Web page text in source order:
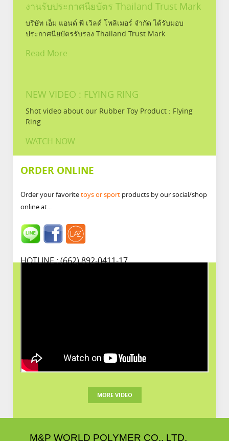
งานรับประกาศนียบัตร Thailand Trust Mark
บริษัท เอ็ม แอนด์ พี เวิลด์ โพลิเมอร์ จำกัด ได้รับมอบ
ประกาศนียบัตรรับรอง Thailand Trust Mark
Read More
NEW VIDEO : FLYING RING
Shot video about our Rubber Toy Product : Flying
Ring
WATCH NOW
ORDER ONLINE
Order your favorite toys or sport products by our social/shop
online at...
HOTLINE : (662) 892-0411-17
MORE VIDEO
M&P WORLD POLYMER CO., LTD.